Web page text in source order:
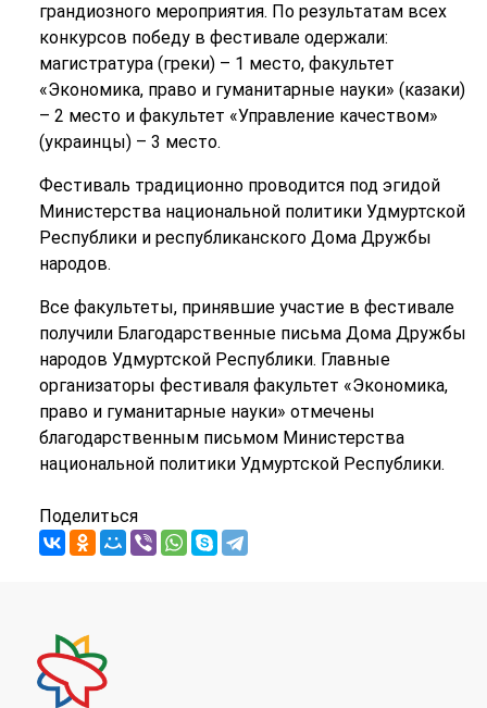
грандиозного мероприятия. По результатам всех
конкурсов победу в фестивале одержали:
магистратура (греки) – 1 место, факультет
«Экономика, право и гуманитарные науки» (казаки)
– 2 место и факультет «Управление качеством»
(украинцы) – 3 место.
Фестиваль традиционно проводится под эгидой
Министерства национальной политики Удмуртской
Республики и республиканского Дома Дружбы
народов.
Все факультеты, принявшие участие в фестивале
получили Благодарственные письма Дома Дружбы
народов Удмуртской Республики. Главные
организаторы фестиваля факультет «Экономика,
право и гуманитарные науки» отмечены
благодарственным письмом Министерства
национальной политики Удмуртской Республики.
Поделиться